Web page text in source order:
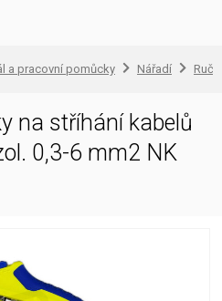
a pracovní pomůcky Nářadí
na stříhání kabelů
0,3-6 mm2 NK